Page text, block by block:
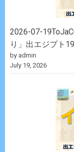
2026-07-
り」出エジプト
by admin
July 19, 2026